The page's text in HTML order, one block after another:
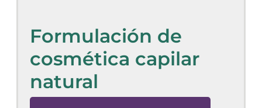
Formulación de
cosmética capilar
natural